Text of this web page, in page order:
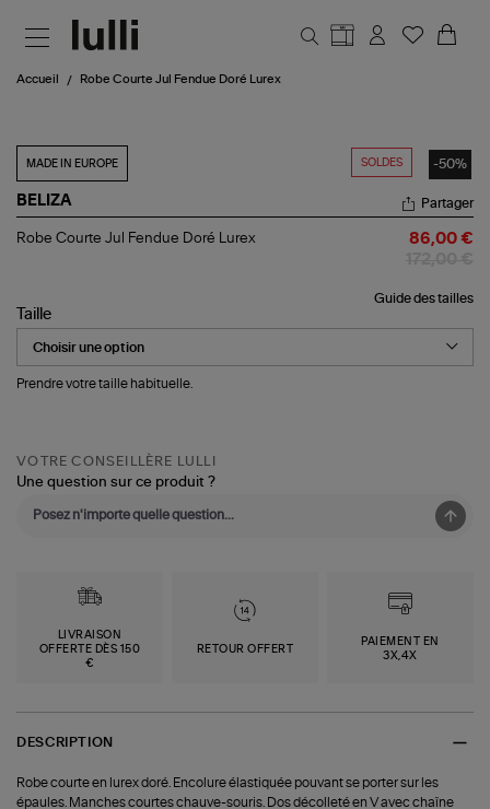
Accueil Robe Courte Jul Fendue Doré Lurex
SOLDES -50%
MADE IN EUROPE
BELIZA
Robe
Doré
Lurex
Partager
Robe Courte Jul Fendue Doré Lurex 86,00 €
Guide des tailles
Taille
Prendre votre taille habituelle.
VOTRE CONSEILLÈRE LULLI
Une question sur ce produit ?
LIVRAISON
OFFERTE DÈS 150
€
RETOUR OFFERT
PAIEMENT EN
3X,4X
DESCRIPTION
Robe courte en lurex doré. Encolure élastiquée pouvant se porter sur les
épaules. Manches courtes chauve-souris. Dos décolleté en V avec chaîne